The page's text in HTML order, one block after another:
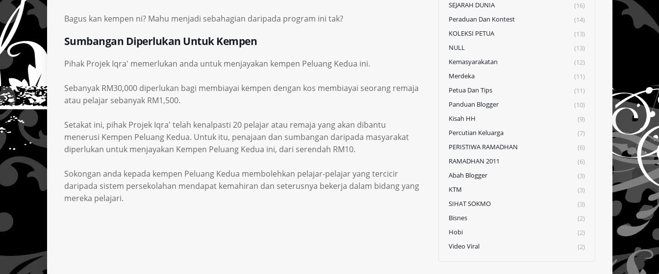
Bagus kan kempen ni? Mahu menjadi sebahagian daripada program ini tak?
Sumbangan Diperlukan Untuk Kempen
Pihak Projek Iqra' memerlukan anda untuk menjayakan kempen Peluang Kedua ini.
Sebanyak RM30,000 diperlukan bagi membiayai kempen dengan kos membiayai seorang remaja
atau pelajar sebanyak RM1,500.
Setakat ini, pihak Projek Iqra' telah kenalpasti 20 pelajar atau remaja yang akan dibantu
menerusi Kempen Peluang Kedua. Untuk itu, penajaan dan sumbangan daripada masyarakat
diperlukan untuk menjayakan Kempen Peluang Kedua ini, dari serendah RM10.
Sokongan anda kepada kempen Peluang Kedua membolehkan pelajar-pelajar yang tercicir
daripada sistem persekolahan mendapat kemahiran dan seterusnya bekerja dalam bidang yang
mereka pelajari.
SEJARAH DUNIA
(16)
Peraduan Dan Kontest
(14)
KOLEKSI PETUA
(13)
NULL
(13)
Kemasyarakatan
(12)
Merdeka
(11)
Petua Dan Tips
(11)
Panduan Blogger
(10)
Kisah HH
(9)
Percutian Keluarga
(7)
PERISTIWA RAMADHAN
(6)
RAMADHAN 2011
(6)
Abah Blogger
(3)
KTM
(3)
SIHAT SOKMO
(3)
Bisnes
(2)
Hobi
(2)
Video Viral
(2)